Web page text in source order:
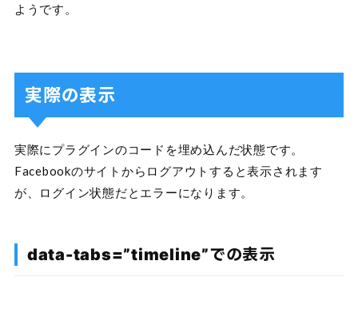
ようです。
実際の表示
実際にプラグインのコードを埋め込んだ状態です。
Facebookのサイトからログアウトすると表示されます
が、ログイン状態だとエラーになります。
data-tabs=”timeline”での表示